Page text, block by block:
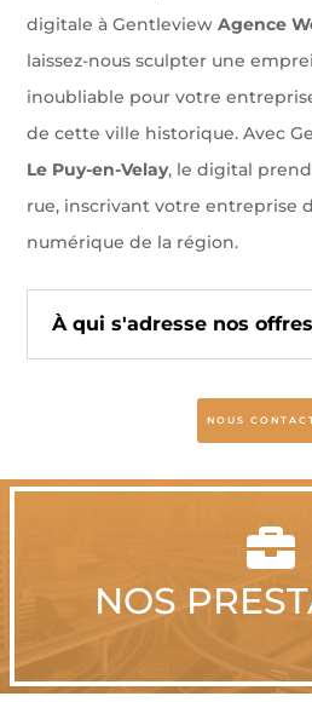
digitale à GentleviewAgence
laissez-nous sculpter une
inoubliable pour votre
de cette ville historique. Avec
Le Puy-en-Velay, le digital
rue, inscrivant votre entreprise
numérique de la région.
À qui s'adresse nos
NOUS

NOS